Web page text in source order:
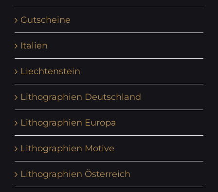
Gutscheine
Italien
Liechtenstein
Lithographien Deutschland
Lithographien Europa
Lithographien Motive
Lithographien Österreich